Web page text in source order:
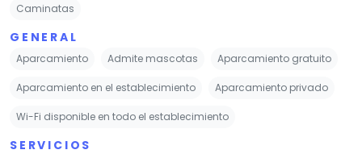
Caminatas
GENERAL
Aparcamiento Admite mascotas Aparcamiento gratuito
Aparcamiento en el establecimiento Aparcamiento privado
Wi-Fi disponible en todo el establecimiento
SERVICIOS